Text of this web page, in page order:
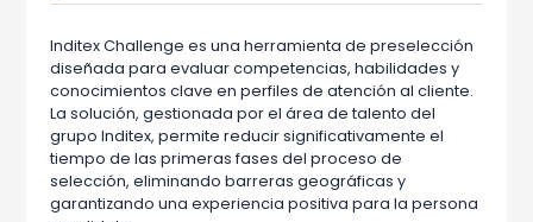
Inditex Challenge es una herramienta de preselección
diseñada para evaluar competencias, habilidades y
conocimientos clave en perfiles de atención al cliente.
La solución, gestionada por el área de talento del
grupo Inditex, permite reducir significativamente el
tiempo de las primeras fases del proceso de
selección, eliminando barreras geográficas y
garantizando una experiencia positiva para la persona